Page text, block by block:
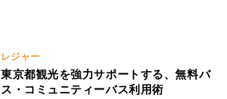
レジャー
東京都観光を強力サポートする、無料バ
ス・コミュニティーバス利用術